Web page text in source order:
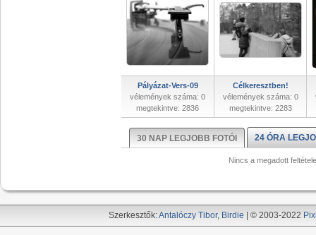
Pályázat-Vers-09
vélemények száma: 0
megtekintve: 2836
Célkeresztben!
vélemények száma: 0
megtekintve: 2283
30 NAP LEGJOBB FOTÓI 24 ÓRA
Nincs a megadott
Szerkesztők:Antalóczy Tibor, Birdie | © 2003-2022